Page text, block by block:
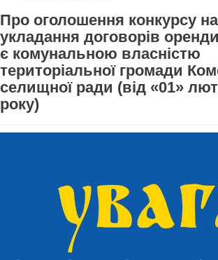
Про оголошення конкурсу
укладання договорів
є комунальною власністю
територіальної громади
селищної ради (від «01»
року)